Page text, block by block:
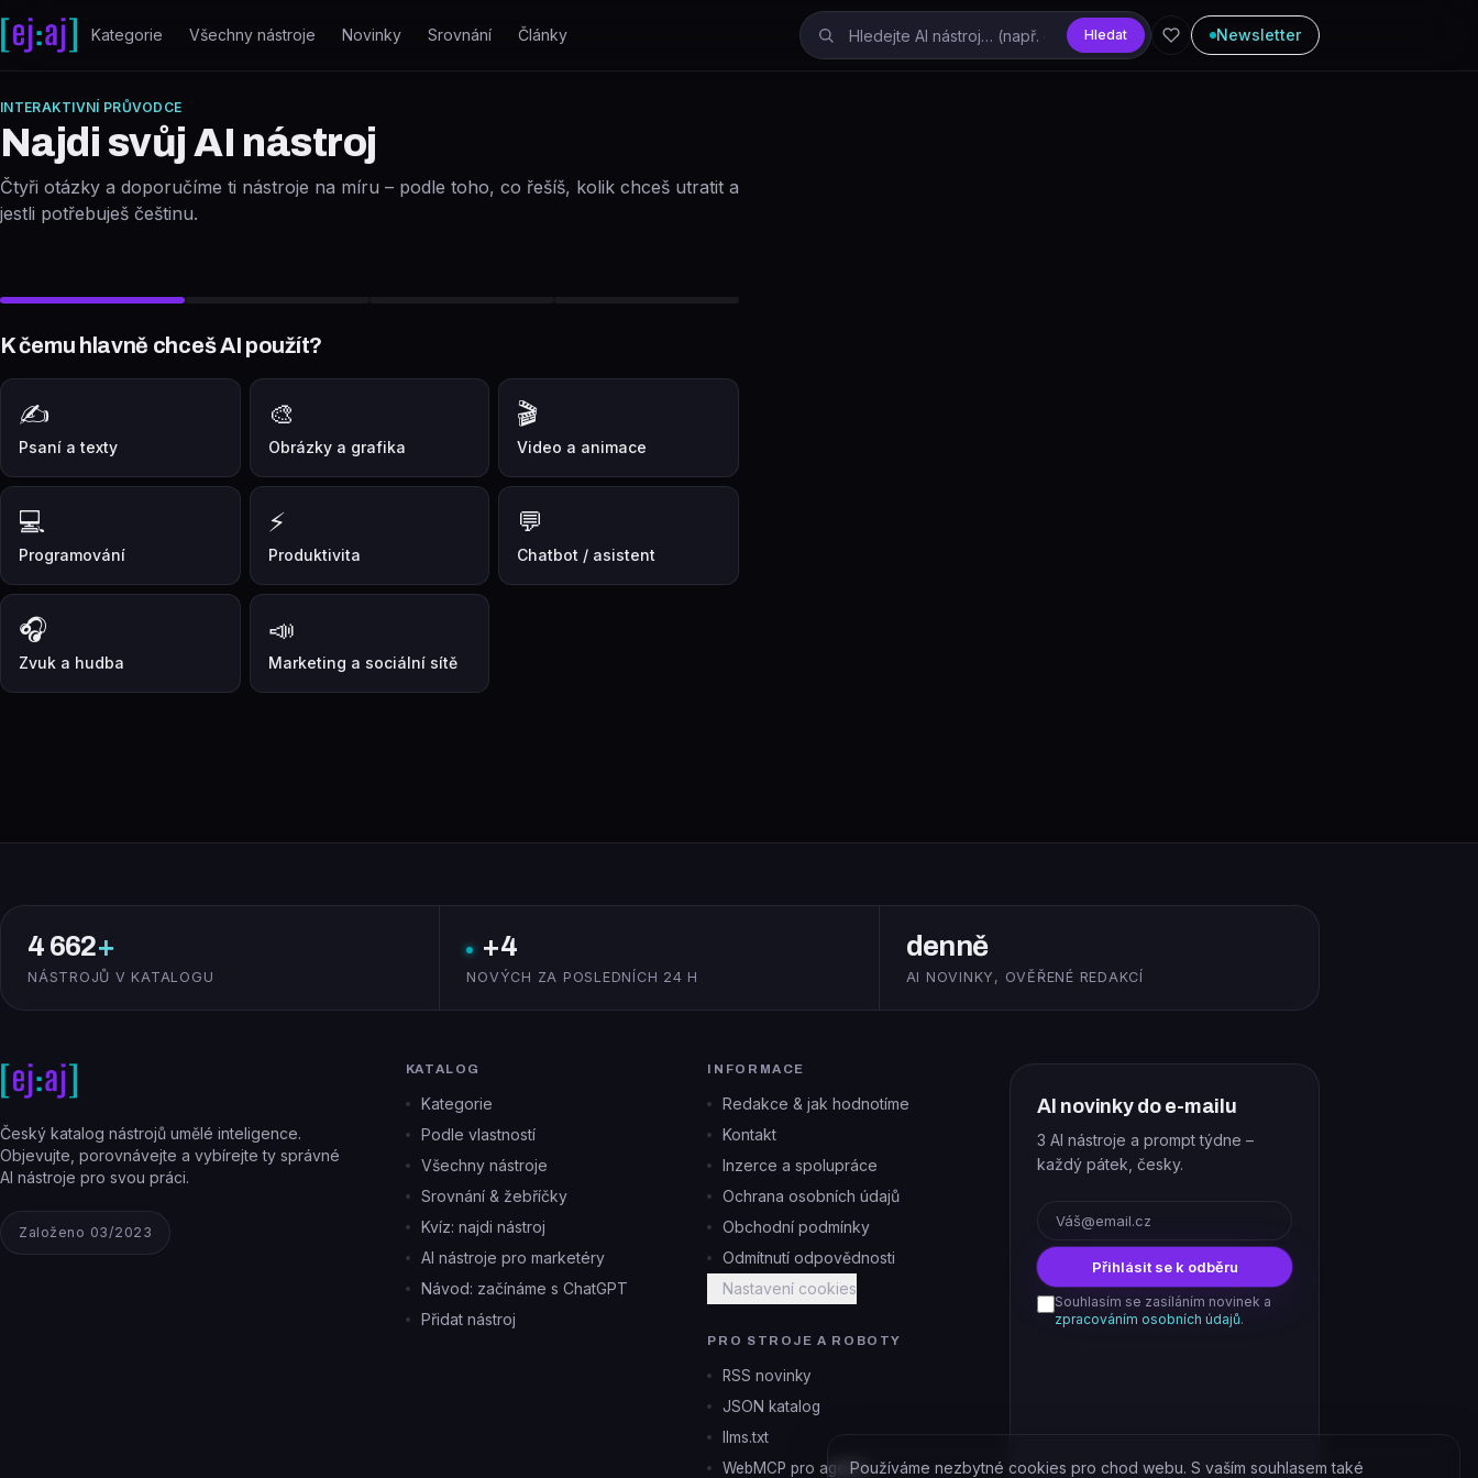
Přeskočit na obsah
Kategorie Všechny nástroje Novinky Srovnání Články Hledat Newsletter
INTERAKTIVNÍ PRŮVODCE
Najdi svůj AI nástroj
Čtyři otázky a doporučíme ti nástroje na míru – podle toho, co řešíš, kolik chceš utratit a
jestli potřebuješ češtinu.
K čemu hlavně chceš AI použít?
✍️
Psaní a texty
🎨
Obrázky a grafika
🎬
Video a animace
💻
Programování
⚡
Produktivita
💬
Chatbot / asistent
🎧
Zvuk a hudba
📣
Marketing a sociální sítě
4 662+
NÁSTROJŮ V KATALOGU
+4
NOVÝCH ZA POSLEDNÍCH 24 H
denně
AI NOVINKY, OVĚŘENÉ REDAKCÍ
Český katalog nástrojů umělé inteligence.
Objevujte, porovnávejte a vybírejte ty správné
AI nástroje pro svou práci.
Založeno 03/2023
KATALOG
Kategorie
Podle vlastností
Všechny nástroje
Srovnání & žebříčky
Kvíz: najdi nástroj
AI nástroje pro marketéry
Návod: začínáme s ChatGPT
Přidat nástroj
INFORMACE
Redakce & jak hodnotíme
Kontakt
Inzerce a spolupráce
Ochrana osobních údajů
Obchodní podmínky
Odmítnutí odpovědnosti
Nastavení cookies
PRO STROJE A ROBOTY
RSS novinky
JSON katalog
llms.txt
WebMCP pro agenty
AI novinky do e-mailu
3 AI nástroje a prompt týdne –
každý pátek, česky.
Přihlásit se k odběru
Souhlasím se zasíláním novinek a
zpracováním osobních údajů.
Používáme nezbytné cookies pro chod webu. S vaším souhlasem také